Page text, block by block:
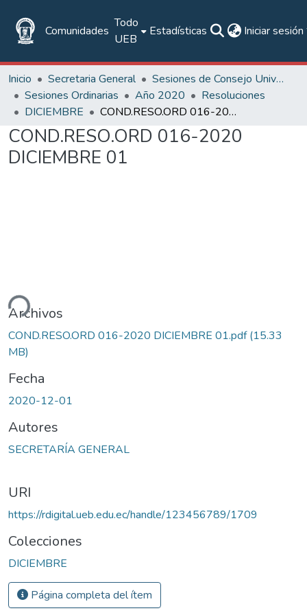
Comunidades
Todo
UEB
Estadísticas Iniciar sesión
Inicio Secretaria General
Sesiones de Consejo Universitario
Sesiones Ordinarias
Año 2020
Resoluciones
DICIEMBRE
COND.RESO.ORD 016-2020 DICIEMBRE 01
COND.RESO.ORD 016-2020
DICIEMBRE 01
Archivos
COND.RESO.ORD 016-2020 DICIEMBRE 01.pdf(15.33
MB)
Fecha
2020-12-01
Autores
SECRETARÍA GENERAL
URI
https://rdigital.ueb.edu.ec/handle/123456789/1709
Colecciones
DICIEMBRE
Página completa del ítem